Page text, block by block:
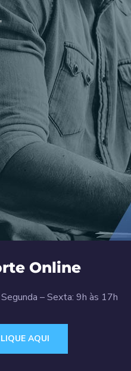
Online
Segunda – Sexta: 9h às 17h
AQUI